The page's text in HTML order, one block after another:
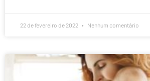
22 de fevereiro de 2022 Nenhum comentário